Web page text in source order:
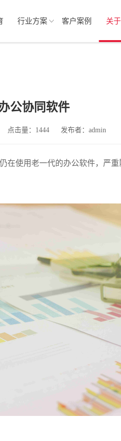
行业方案 客户案例 关
公协同软件
点击量：1444 发布者：admin
使用老一代的办公软件，严